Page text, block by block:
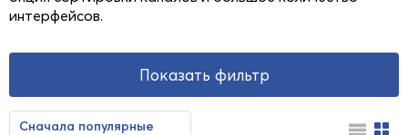
интерфейсов.
Показать фильтр
Цена
Сначала популярные